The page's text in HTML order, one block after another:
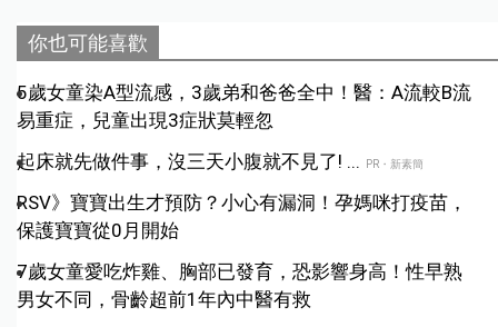
你也可能喜歡
5歲女童染A型流感，3歲弟和爸爸全中！醫：A流較B流
易重症，兒童出現3症狀莫輕忽
起床就先做件事，沒三天小腹就不見了! ...
PR・新素簡
RSV》寶寶出生才預防？小心有漏洞！孕媽咪打疫苗，
保護寶寶從0月開始
7歲女童愛吃炸雞、胸部已發育，恐影響身高！性早熟
男女不同，骨齡超前1年內中醫有救